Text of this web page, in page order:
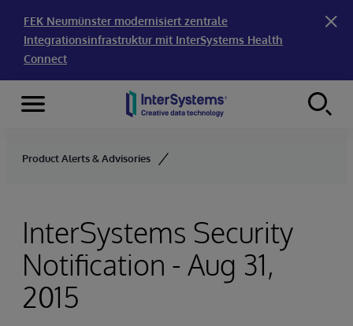
FEK Neumünster modernisiert zentrale
Integrationsinfrastruktur mit InterSystems Health
Connect
Skip to content
Menu
Product Alerts & Advisories
InterSystems Security
Notification - Aug 31,
2015